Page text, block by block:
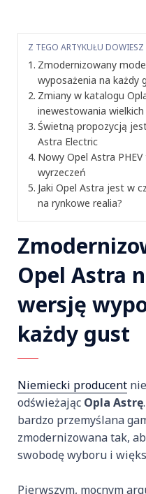
Z TEGO ARTYKUŁU DOWIESZ
Zmodernizowany
wyposażenia na każdy
Zmiany w katalogu
inewestowania wielkich
Świetną propozycją
Astra Electric
Nowy Opel Astra
wyrzeczeń
Jaki Opel Astra jest w
na rynkowe realia?
Opel Astra
wersję
każdy gust
Niemiecki producent
odświeżając Opla Astrę.
bardzo przemyślana
zmodernizowana tak,
swobodę wyboru i
Pierwszym, mocnym